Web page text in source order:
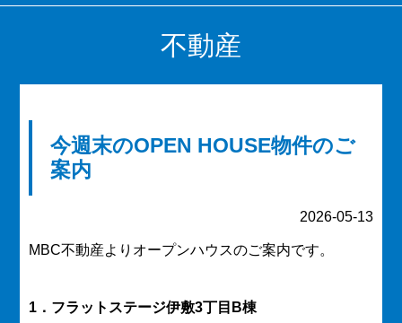
不動産
今週末のOPEN HOUSE物件のご
案内
2026-05-13
MBC不動産よりオープンハウスのご案内です。
1．フラットステージ伊敷3丁目B棟